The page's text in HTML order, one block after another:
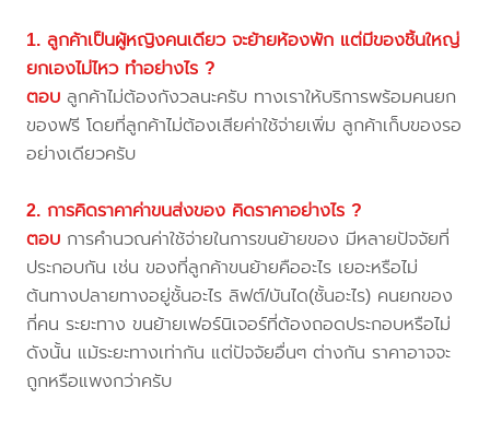
1. ลูกค้าเป็นผู้หญิงคนเดียว จะย้ายห้องพัก แต่มีของชิ้นใหญ่
ยกเองไม่ไหว ทำอย่างไร ?
ตอบ ลูกค้าไม่ต้องกังวลนะครับ ทางเราให้บริการพร้อมคนยก
ของฟรี โดยที่ลูกค้าไม่ต้องเสียค่าใช้จ่ายเพิ่ม ลูกค้าเก็บของรอ
อย่างเดียวครับ
2. การคิดราคาค่าขนส่งของ คิดราคาอย่างไร ?
ตอบ การคำนวณค่าใช้จ่ายในการขนย้ายของ มีหลายปัจจัยที่
ประกอบกัน เช่น ของที่ลูกค้าขนย้ายคืออะไร เยอะหรือไม่
ต้นทางปลายทางอยู่ชั้นอะไร ลิฟต์/บันได(ชั้นอะไร) คนยกของ
กี่คน ระยะทาง ขนย้ายเฟอร์นิเจอร์ที่ต้องถอดประกอบหรือไม่
ดังนั้น แม้ระยะทางเท่ากัน แต่ปัจจัยอื่นๆ ต่างกัน ราคาอาจจะ
ถูกหรือแพงกว่าครับ